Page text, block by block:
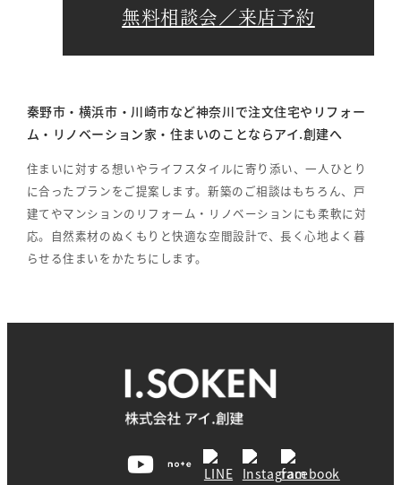
無料相談会／来店予約
秦野市・横浜市・川崎市など神奈川で注文住宅やリフォー
ム・リノベーション家・住まいのことならアイ.創建へ
住まいに対する想いやライフスタイルに寄り添い、一人ひとり
に合ったプランをご提案します。新築のご相談はもちろん、戸
建てやマンションのリフォーム・リノベーションにも柔軟に対
応。自然素材のぬくもりと快適な空間設計で、長く心地よく暮
らせる住まいをかたちにします。